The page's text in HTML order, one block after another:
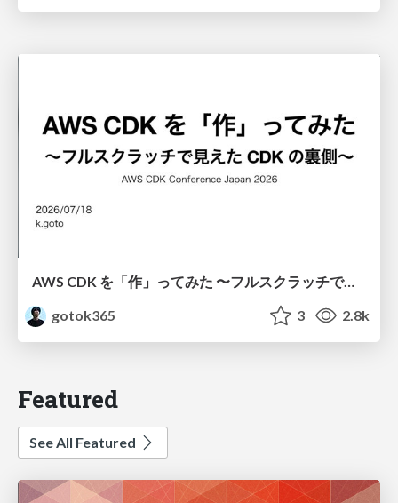
AWS CDK を「作」ってみた 〜フルスクラッチで見えた CDK の裏側〜 / aws-cdk-from-scratch
gotok365
3 2.8k
Featured
See All Featured